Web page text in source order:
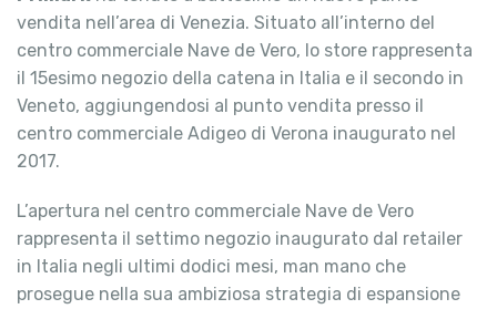
vendita nell’area di Venezia. Situato all’interno del
centro commerciale Nave de Vero, lo store rappresenta
il 15esimo negozio della catena in Italia e il secondo in
Veneto, aggiungendosi al punto vendita presso il
centro commerciale Adigeo di Verona inaugurato nel
2017.
L’apertura nel centro commerciale Nave de Vero
rappresenta il settimo negozio inaugurato dal retailer
in Italia negli ultimi dodici mesi, man mano che
prosegue nella sua ambiziosa strategia di espansione